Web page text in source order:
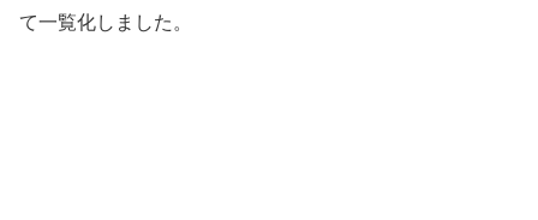
て一覧化しました。